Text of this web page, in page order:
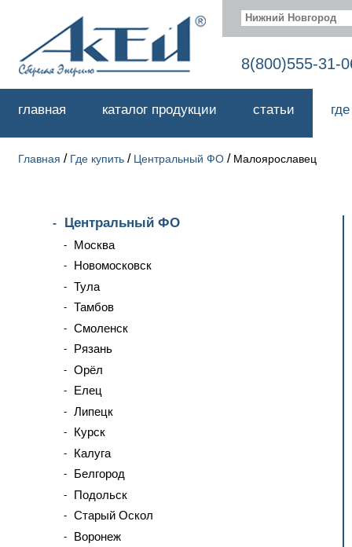
Нижний Новгород
8(800)555-31-
главная каталог продукции статьи
Главная / Где купить / Центральный ФО / Малоярославец
Центральный ФО
Москва
Новомосковск
Тула
Тамбов
Смоленск
Рязань
Орёл
Елец
Липецк
Курск
Калуга
Белгород
Подольск
Старый Оскол
Воронеж